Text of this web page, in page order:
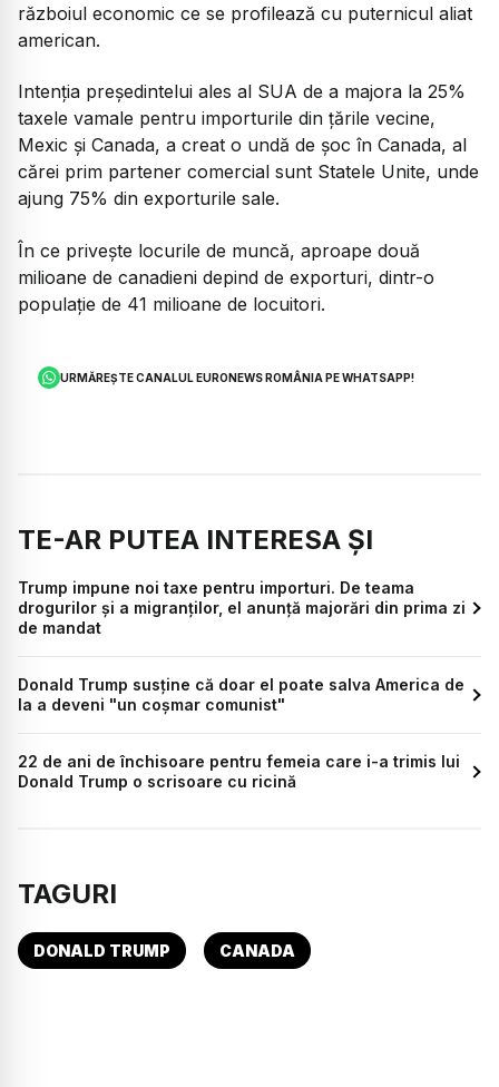
războiul economic ce se profilează cu puternicul aliat
american.
Intenţia preşedintelui ales al SUA de a majora la 25%
taxele vamale pentru importurile din ţările vecine,
Mexic şi Canada, a creat o undă de şoc în Canada, al
cărei prim partener comercial sunt Statele Unite, unde
ajung 75% din exporturile sale.
În ce priveşte locurile de muncă, aproape două
milioane de canadieni depind de exporturi, dintr-o
populaţie de 41 milioane de locuitori.
URMĂREȘTE CANALUL EURONEWS ROMÂNIA PE WHATSAPP!
TE-AR PUTEA INTERESA ȘI
Trump impune noi taxe pentru importuri. De teama
drogurilor și a migranților, el anunță majorări din prima zi
de mandat
Donald Trump susține că doar el poate salva America de
la a deveni "un coșmar comunist"
22 de ani de închisoare pentru femeia care i-a trimis lui
Donald Trump o scrisoare cu ricină
TAGURI
DONALD TRUMP CANADA